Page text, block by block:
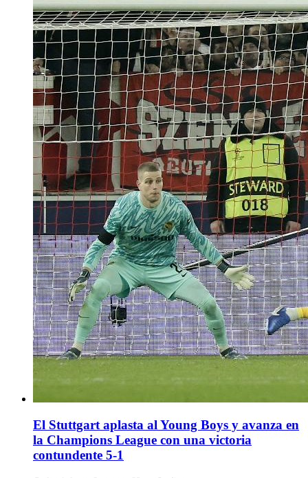
El Stuttgart aplasta al Young Boys y avanza en
la Champions League con una victoria
contundente 5-1